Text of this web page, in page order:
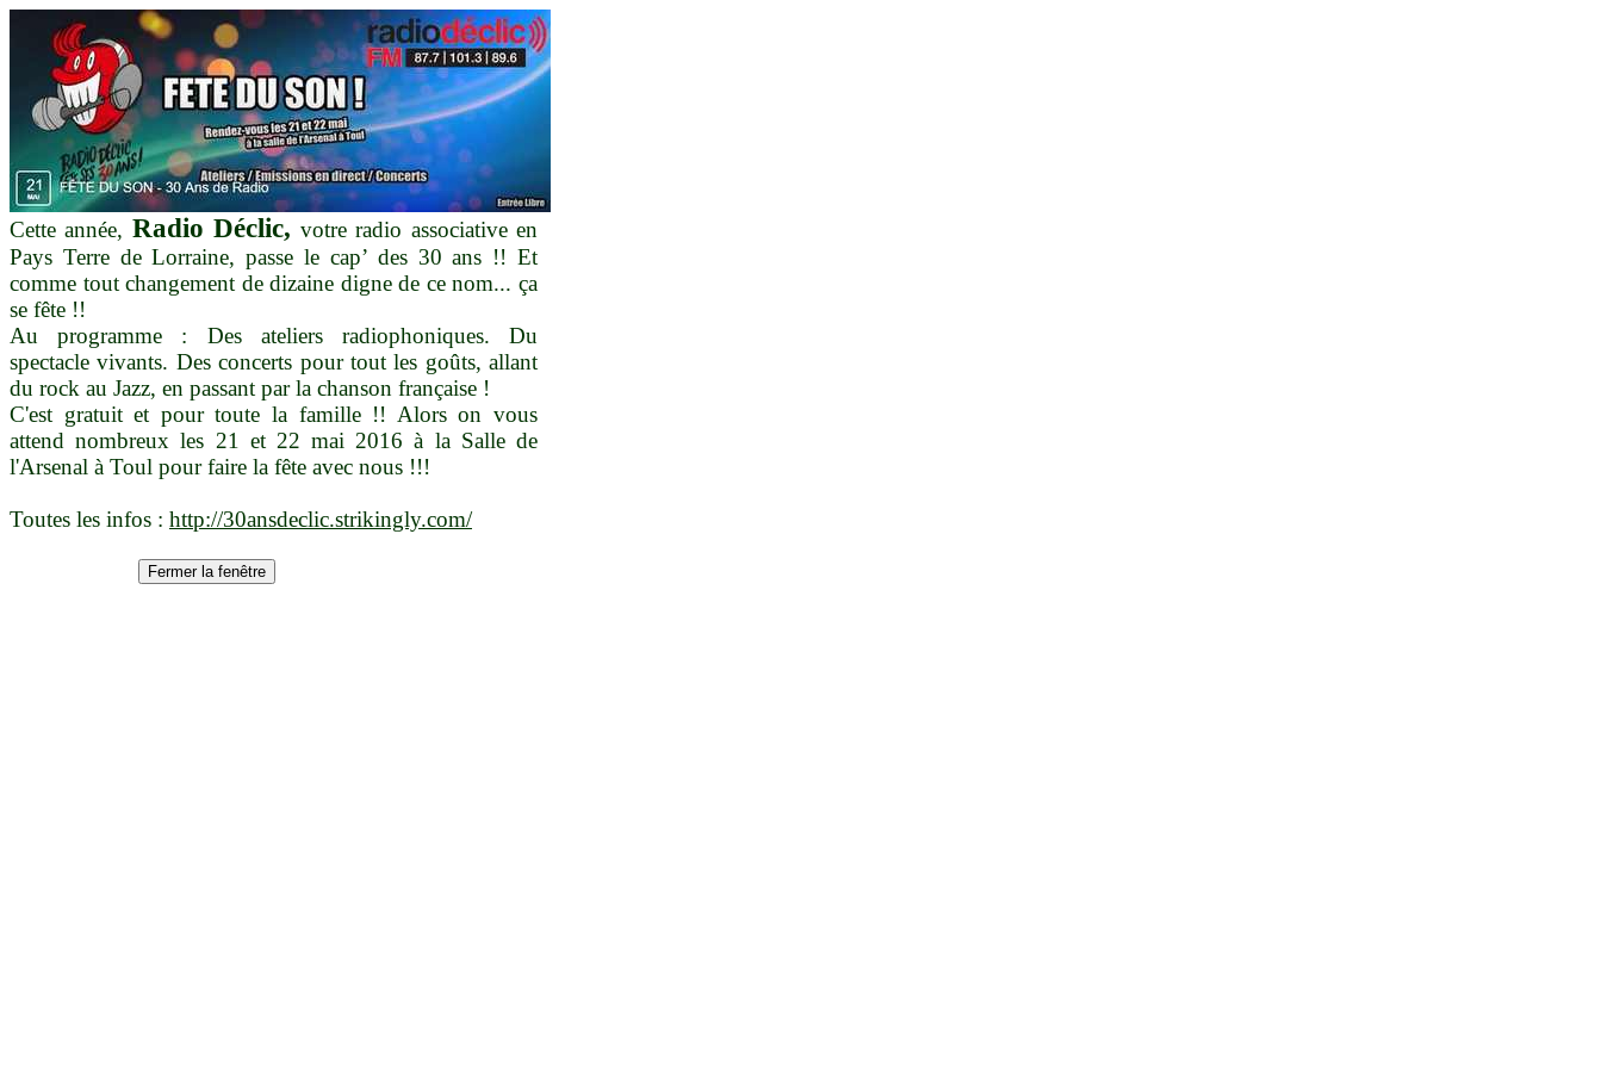
Cette année, Radio Déclic, votre radio associative en
Pays Terre de Lorraine, passe le cap’ des 30 ans !! Et
comme tout changement de dizaine digne de ce nom... ça
se fête !!
Au programme : Des ateliers radiophoniques. Du
spectacle vivants. Des concerts pour tout les goûts, allant
du rock au Jazz, en passant par la chanson française !
C'est gratuit et pour toute la famille !! Alors on vous
attend nombreux les 21 et 22 mai 2016 à la Salle de
l'Arsenal à Toul pour faire la fête avec nous !!!
Toutes les infos : http://30ansdeclic.strikingly.com/